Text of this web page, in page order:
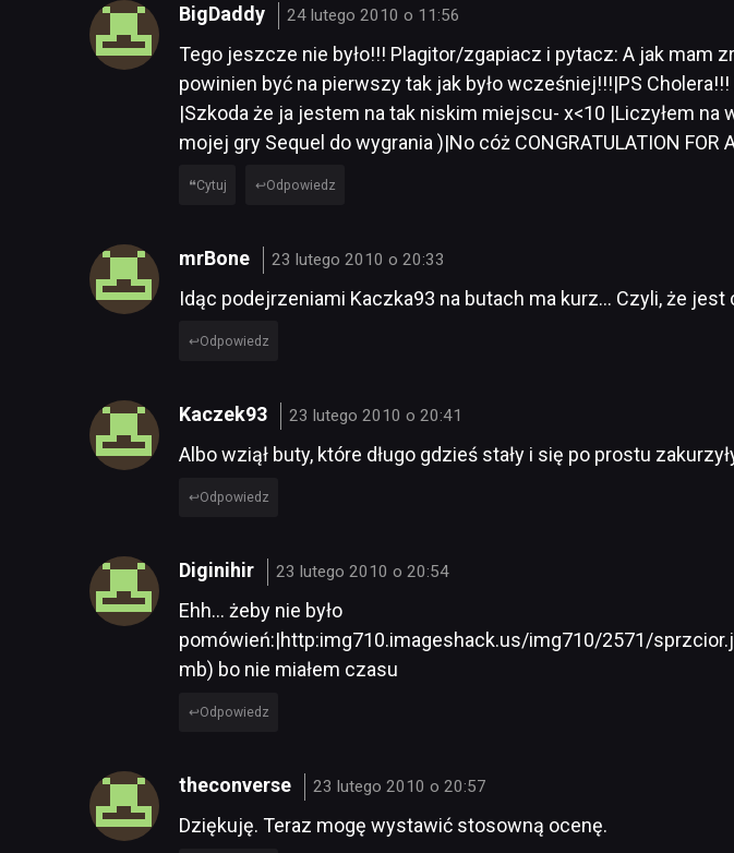
BigDaddy 24 lutego 2010 o 11:56
Tego jeszcze nie było!!! Plagitor/zgapiacz i pytacz: A jak mam
powinien być na pierwszy tak jak było wcześniej!!!|PS
|Szkoda że ja jestem na tak niskim miejscu- x<10 |Liczyłem na
mojej gry Sequel do wygrania )|No cóż CONGRATULATION FOR
Cytuj Odpowiedz
mrBone 23 lutego 2010 o 20:33
Idąc podejrzeniami Kaczka93 na butach ma kurz… Czyli, że
Odpowiedz
Kaczek93 23 lutego 2010 o 20:41
Albo wziął buty, które długo gdzieś stały i się po prostu
Odpowiedz
Diginihir 23 lutego 2010 o 20:54
Ehh… żeby nie było
pomówień:|http:img710.imageshack.us/img710/2571/
mb) bo nie miałem czasu
Odpowiedz
theconverse 23 lutego 2010 o 20:57
Dziękuję. Teraz mogę wystawić stosowną ocenę.